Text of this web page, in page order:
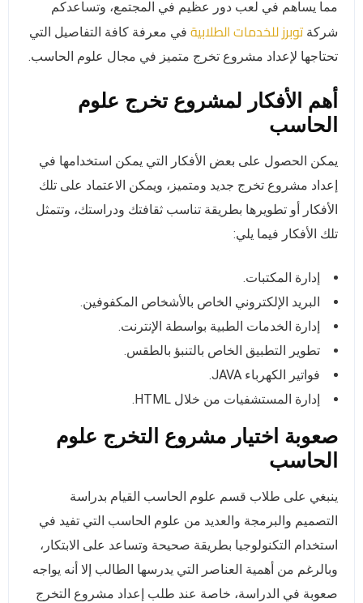
مما يساهم في لعب دور عظيم في المجتمع، وتساعدكم
شركة توبرز للخدمات الطلابية في معرفة كافة التفاصيل التي
تحتاجها لإعداد مشروع تخرج متميز في مجال علوم الحاسب.
أهم الأفكار لمشروع تخرج علوم
الحاسب
يمكن الحصول على بعض الأفكار التي يمكن استخدامها في
إعداد مشروع تخرج جديد ومتميز، ويمكن الاعتماد على تلك
الأفكار أو تطويرها بطريقة تناسب ثقافتك ودراستك، وتتمثل
تلك الأفكار فيما يلي:
إدارة المكتبات.
البريد الإلكتروني الخاص بالأشخاص المكفوفين.
إدارة الخدمات الطبية بواسطة الإنترنت.
تطوير التطبيق الخاص بالتنبؤ بالطقس.
فواتير الكهرباء JAVA.
إدارة المستشفيات من خلال HTML.
صعوبة اختيار مشروع التخرج علوم
الحاسب
ينبغي على طلاب قسم علوم الحاسب القيام بدراسة
التصميم والبرمجة والعديد من علوم الحاسب التي تفيد في
استخدام التكنولوجيا بطريقة صحيحة وتساعد على الابتكار،
وبالرغم من أهمية العناصر التي يدرسها الطالب إلا أنه يواجه
صعوبة في الدراسة، خاصة عند طلب إعداد مشروع التخرج